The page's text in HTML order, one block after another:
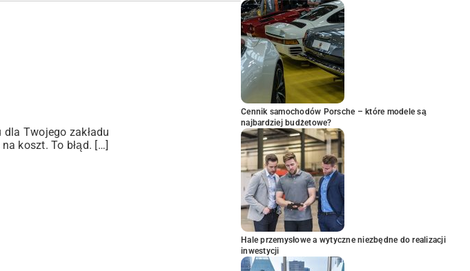
Twojego zakładu
koszt. To błąd. […]
Cennik samochodów Porsche – które modele są
najbardziej budżetowe?
Hale przemysłowe a wytyczne niezbędne do realizacji
inwestycji